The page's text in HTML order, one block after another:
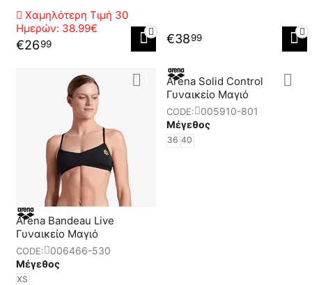
Χαμηλότερη Τιμή 30
Ημερών: 38.99€
€2699 €3899
Arena Bandeau Live
Γυναικείο Μαγιό
CODE:
006466-530
Μέγεθος
XS
Arena Solid Control
Γυναικείο Μαγιό
CODE:
005910-801
Μέγεθος
36 40